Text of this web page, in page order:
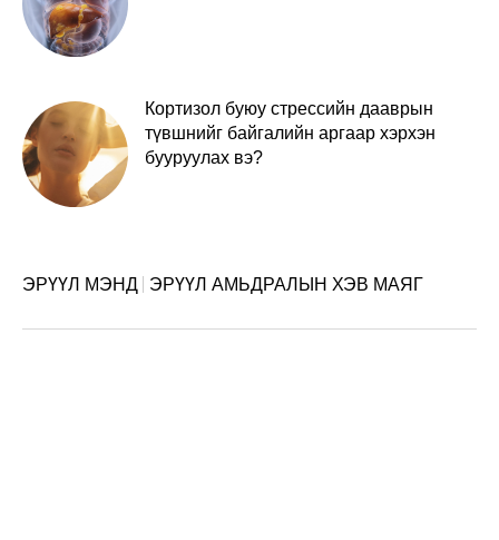
Кортизол буюу стрессийн дааврын
түвшнийг байгалийн аргаар хэрхэн
бууруулах вэ?
ЭРҮҮЛ МЭНД ЭРҮҮЛ АМЬДРАЛЫН ХЭВ МАЯГ